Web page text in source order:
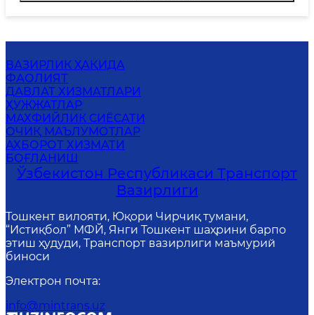
ВАЗИРЛИК ҲАҚИДА
ФАОЛИЯТ
ДАВЛАТ ХИЗМАТЛАРИ
ҲУЖЖАТЛАР
MАХФИЙЛИК СИЁСАТИ
ОЧИҚ МАЪЛУМОТЛАР
АХБОРОТ ХИЗМАТИ
БОҒЛАНИШ
Ўзбекистон Республикаси Транспорт
Вазирлиги
Тошкент вилояти, Юқори Чирчиқ тумани,
“Истиқбол” МФЙ, Янги Тошкент шаҳрини барпо
этиш ҳудуди, Транспорт вазирлиги маъмурий
биноси
Электрон почта:
info@mintrans.uz